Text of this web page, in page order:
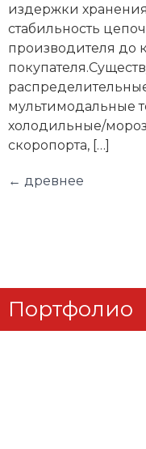
издержки
стабильность
производителя до
мультимодальные
холодильные/
скоропорта, […]
← древнее
Портфолио